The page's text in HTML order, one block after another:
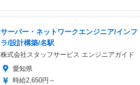
サーバー・ネットワークエンジニア/インフ
ラ/設計構築/名駅
株式会社スタッフサービス エンジニアガイド
愛知県
時給2,650円～